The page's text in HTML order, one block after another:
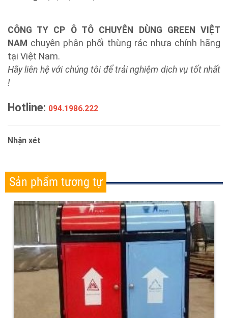
trường học, bệnh viện...
CÔNG TY CP Ô TÔ CHUYÊN DÙNG GREEN VIỆT
NAMchuyên phân phối thùng rác nhựa chính hãng
tại Việt Nam.
!
Hotline:
Nhận xét
Sản phẩm tương tự